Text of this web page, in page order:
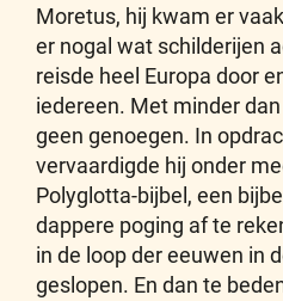
Moretus, hij kwam er
er nogal wat schilderijen
reisde heel Europa door
iedereen. Met minder
geen genoegen. In
vervaardigde hij onder
Polyglotta-bijbel, een
dappere poging af te
in de loop der eeuwen in
geslopen. En dan te